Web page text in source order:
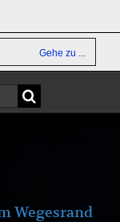
Gehe zu ...
Wegesrand